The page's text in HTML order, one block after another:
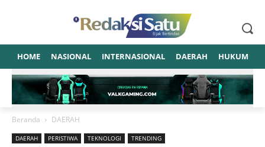
HOME NASIONAL INTERNASIONAL DAERAH HUKUM
Beranda DAERAH
DAERAH PERISTIWA TEKNOLOGI TRENDING